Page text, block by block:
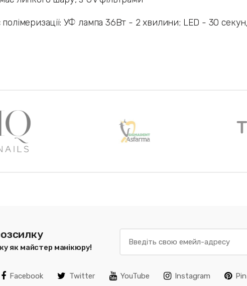
полімеризації: УФ лампа 36Вт - 2 хвилини; LED - 30
як майстер манікюру!
Facebook Twitter YouTube Instagram